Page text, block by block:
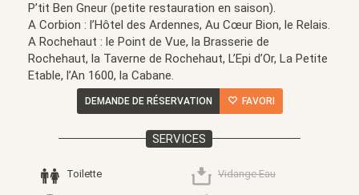
P’tit Ben Gneur (petite restauration en saison).
A Corbion : l’Hôtel des Ardennes, Au Cœur Bion, le Relais.
A Rochehaut : le Point de Vue, la Brasserie de
Rochehaut, la Taverne de Rochehaut, L’Epi d’Or, La Petite
Etable, l’An 1600, la Cabane.
DEMANDE DE RÉSERVATION FAVORI
SERVICES
Toilette Vidange Eau